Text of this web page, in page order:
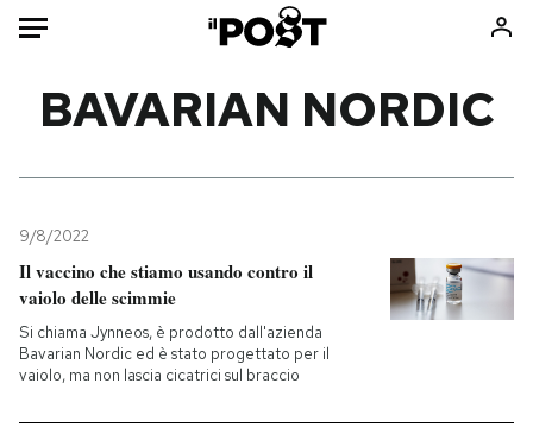
Mondo
Politica
Tecnologia
Internet
Scienza
Consumismi
Ok Boomer!
BAVARIAN NORDIC
9/8/2022
Il vaccino che stiamo usando contro il
vaiolo delle scimmie
Si chiama Jynneos, è prodotto dall'azienda
Bavarian Nordic ed è stato progettato per il
vaiolo, ma non lascia cicatrici sul braccio